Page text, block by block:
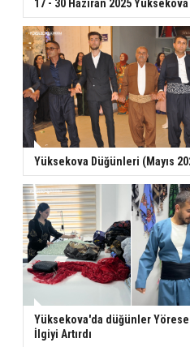
17 - 30 Haziran 2025
Yüksekova Düğünleri (Mayıs
Yüksekova'da düğünler
İlgiyi Artırdı